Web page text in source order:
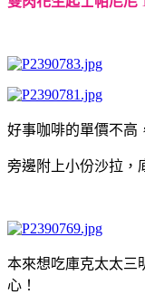
好事咖啡的單價不高
旁邊附上小份沙拉，
本來想吃庫克太太三
心！